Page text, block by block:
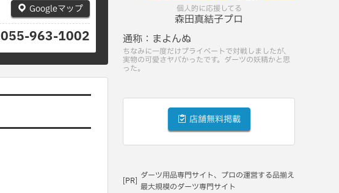
Googleマップ
055-963-1002
個人的に応援してる
森田真結子プロ
通称： まよんぬ
ちなみに一度だけプライベートで対戦しましたが、
実物の可愛さヤバかったです。ダーツの妖精かと思
った。
店舗無料掲載
[PR]
ダーツ用品専門サイト、プロの運営する品揃え
最大規模のダーツ専門サイト